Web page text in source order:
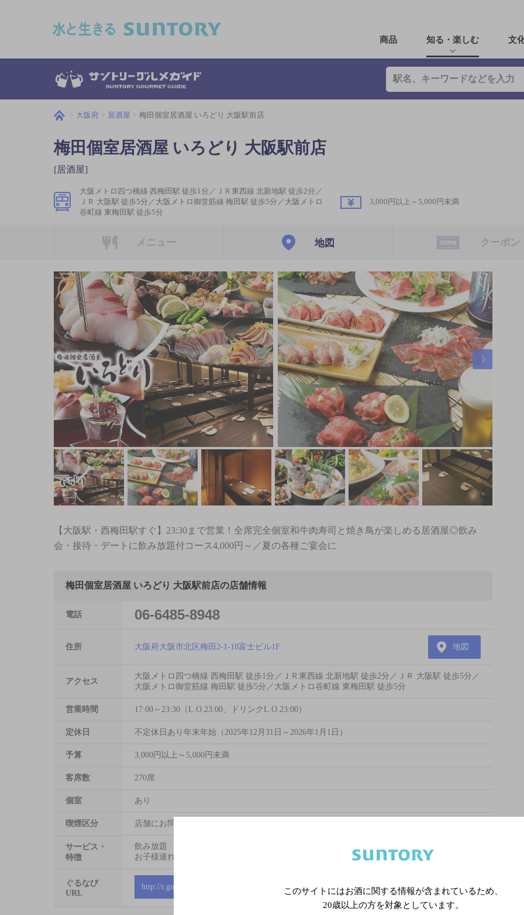
商品 知る・楽しむ 文
大阪府 居酒屋 梅田個室居酒屋 いろどり 大阪駅前店
梅田個室居酒屋 いろどり 大阪駅前店
[居酒屋]
大阪メトロ四つ橋線 西梅田駅 徒歩1分／ＪＲ東西線 北新地駅 徒歩2分／
ＪＲ 大阪駅 徒歩5分／大阪メトロ御堂筋線 梅田駅 徒歩5分／大阪メトロ
谷町線 東梅田駅 徒歩5分
3,000円以上～5,000円未満
メニュー 地図 クーポン
【大阪駅・西梅田駅すぐ】23:30まで営業！全席完全個室和牛肉寿司と焼き鳥が楽しめる居酒屋◎飲み
会・接待・デートに飲み放題付コース4,000円～／夏の各種ご宴会に
梅田個室居酒屋 いろどり 大阪駅前店の店舗情報
電話 06-6485-8948
住所 大阪府大阪市北区梅田2-1-18富士ビル1F 地図
アクセス
大阪メトロ四つ橋線 西梅田駅 徒歩1分／ＪＲ東西線 北新地駅 徒歩2分／ＪＲ 大阪駅 徒歩5分／
大阪メトロ御堂筋線 梅田駅 徒歩5分／大阪メトロ谷町線 東梅田駅 徒歩5分
営業時間 17:00～23:30（L.O.23:00、ドリンクL.O.23:00）
定休日 不定休日あり年末年始（2025年12月31日～2026年1月1日）
予算 3,000円以上～5,000円未満
客席数 270席
個室 あり
喫煙区分 店舗にお問い合わせください
サービス・
特徴
飲み放題
お子様連れ大歓迎
ぐるなび
URL
http://r.gnavi.co.jp/kdax400
このサイトにはお酒に関する情報が含まれているため、
20歳以上の方を対象としています。